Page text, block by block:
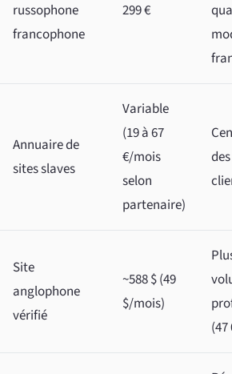
russophone
francophone
299 €
Annuaire de
sites slaves
Variable
(19 à 67
€/mois
selon
partenaire)
Site
anglophone
vérifié
~588 $ (49
$/mois)
(47